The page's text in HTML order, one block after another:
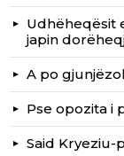
Udhëheqësit
japin
A po
Pse opozita i
Said